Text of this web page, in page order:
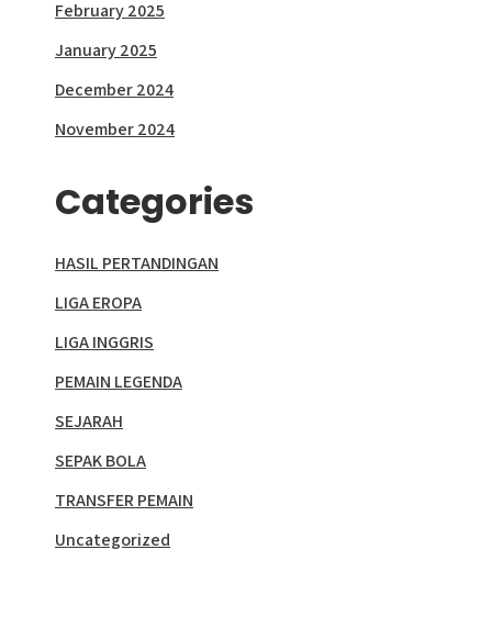
February 2025
January 2025
December 2024
November 2024
Categories
HASIL PERTANDINGAN
LIGA EROPA
LIGA INGGRIS
PEMAIN LEGENDA
SEJARAH
SEPAK BOLA
TRANSFER PEMAIN
Uncategorized